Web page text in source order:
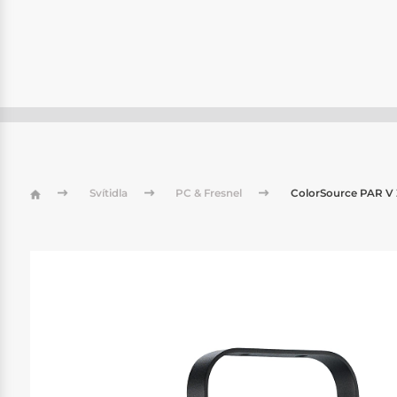
Svítidla PC & Fresnel ColorSource PAR